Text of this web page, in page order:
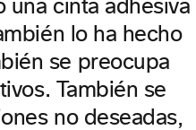
una cinta adhesiva
lo ha hecho
se preocupa
También se
no deseadas,